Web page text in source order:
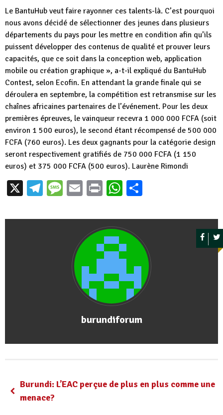
Le BantuHub veut faire rayonner ces talents-là. C’est pourquoi
nous avons décidé de sélectionner des jeunes dans plusieurs
départements du pays pour les mettre en condition afin qu’ils
puissent développer des contenus de qualité et prouver leurs
capacités, que ce soit dans la conception web, application
mobile ou création graphique », a-t-il expliqué du BantuHub
Contest, selon Ecofin. En attendant la grande finale qui se
déroulera en septembre, la compétition est retransmise sur les
chaînes africaines partenaires de l’événement. Pour les deux
premières épreuves, le vainqueur recevra 1 000 000 FCFA (soit
environ 1 500 euros), le second étant récompensé de 500 000
FCFA (760 euros). Les deux gagnants pour la catégorie design
seront respectivement gratifiés de 750 000 FCFA (1 150
euros) et 375 000 FCFA (500 euros). Laurène Rimondi
X Telegram
Message
EmailPrintWhatsApp
burundiforum
Burundi: L’EAC perçue de plus en plus comme une
menace?